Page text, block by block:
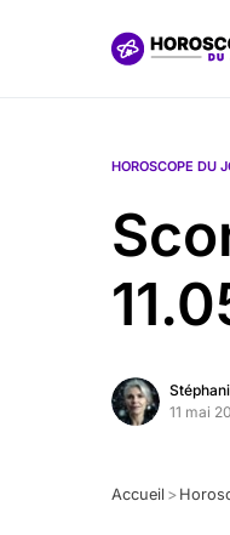
HOROSCOPE DU
11 mai
Accueil >